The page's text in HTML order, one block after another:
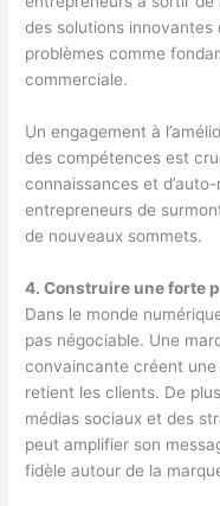
des solutions
problèmes comme
commerciale.
Un engagement à
des compétences est
connaissances et
entrepreneurs de
de nouveaux sommets.
4. Construire une forte
Dans le monde
pas négociable. Une
convaincante créent
retient les clients. De
médias sociaux et des
peut amplifier son
fidèle autour de la